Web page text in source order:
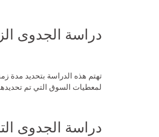
دراسة الجدوى
تهتم هذه الدراسة بتحديد مدة
لمعطيات السوق التي تم
دراسة الجدوى